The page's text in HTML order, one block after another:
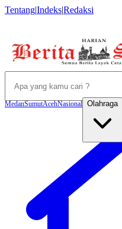
Tentang|Indeks|Redaksi
MedanSumutAcehNasional Olahraga